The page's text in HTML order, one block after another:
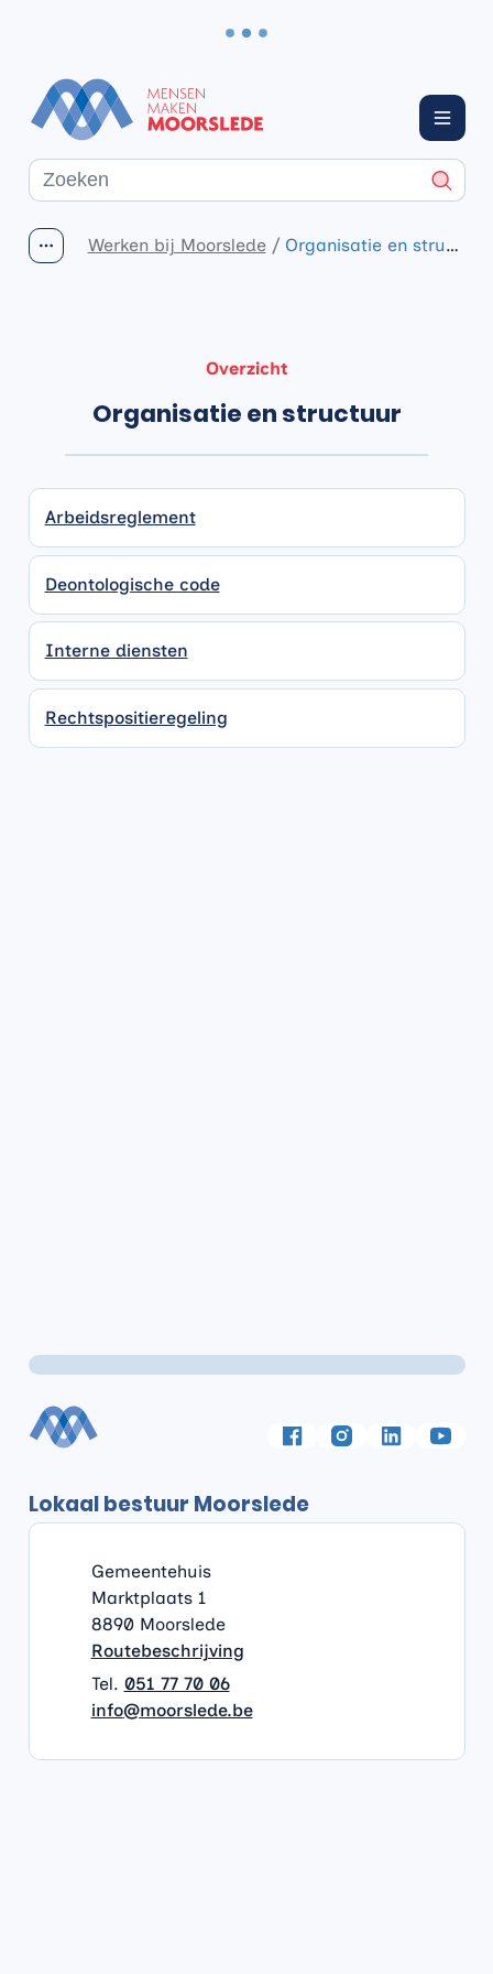
Naar inhoud
Moorslede
Waarmee kunnen we jou helpen?
Menu
Toon alle broodkruimel items
Werken bij Moorslede Organisatie en structuur
Overzicht
Organisatie en structuur
Arbeidsreglement
Deontologische code
Interne diensten
Rechtspositieregeling
FacebookInstagram
LinkedIn
Lokaal bestuur Moorslede
Contact & openingsuren
AdresGemeentehuis
Marktplaats 1
,8890 Moorslede
Routebeschrijving
051 77 70 06
E-mailinfo@moorslede.be